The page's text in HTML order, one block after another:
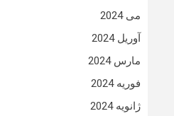
می 2024
آوریل 2024
مارس 2024
فوریه 2024
ژانویه 2024